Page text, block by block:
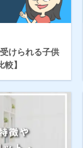
けられる子供
】